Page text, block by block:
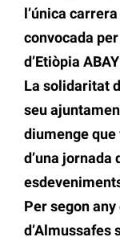
l’única
convocada
d’Etiòpia ABAY
La solidaritat
seu
diumenge que
d’una jornada
Per segon
d’Almussafes